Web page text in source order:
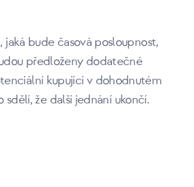
bude časová posloupnost,
předloženy dodatečné
kupující v dohodnutém
že další jednání ukončí.